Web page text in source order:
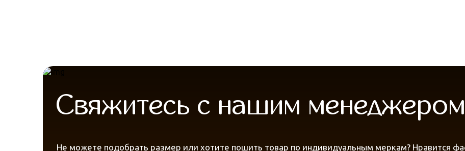
Свяжитесь с нашим
Не можете подобрать размер или хотите пошить товар по индивидуальным меркам? Нравится